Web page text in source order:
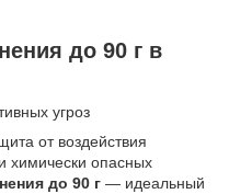
до 90 г в
угроз
от воздействия
химически опасных
до 90 г — идеальный